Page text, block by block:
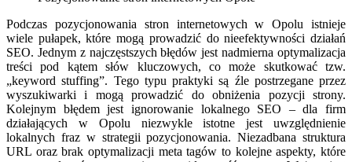
Podczas pozycjonowania stron internetowych w Opolu istnieje
wiele pułapek, które mogą prowadzić do nieefektywności działań
SEO. Jednym z najczęstszych błędów jest nadmierna optymalizacja
treści pod kątem słów kluczowych, co może skutkować tzw.
„keyword stuffing”. Tego typu praktyki są źle postrzegane przez
wyszukiwarki i mogą prowadzić do obniżenia pozycji strony.
Kolejnym błędem jest ignorowanie lokalnego SEO – dla firm
działających w Opolu niezwykle istotne jest uwzględnienie
lokalnych fraz w strategii pozycjonowania. Niezadbana struktura
URL oraz brak optymalizacji meta tagów to kolejne aspekty, które